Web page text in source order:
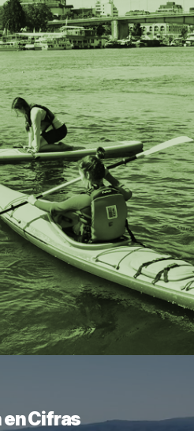
en Cifras